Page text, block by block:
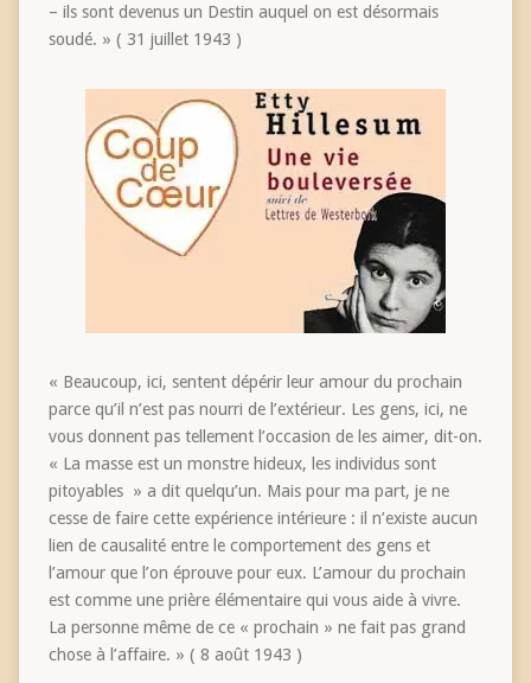
– ils sont devenus un Destin auquel on est désormais
soudé. » ( 31 juillet 1943 )
« Beaucoup, ici, sentent dépérir leur amour du prochain
parce qu’il n’est pas nourri de l’extérieur. Les gens, ici, ne
vous donnent pas tellement l’occasion de les aimer, dit-on.
« La masse est un monstre hideux, les individus sont
pitoyables » a dit quelqu’un. Mais pour ma part, je ne
cesse de faire cette expérience intérieure : il n’existe aucun
lien de causalité entre le comportement des gens et
l’amour que l’on éprouve pour eux. L’amour du prochain
est comme une prière élémentaire qui vous aide à vivre.
La personne même de ce « prochain » ne fait pas grand
chose à l’affaire. » ( 8 août 1943 )